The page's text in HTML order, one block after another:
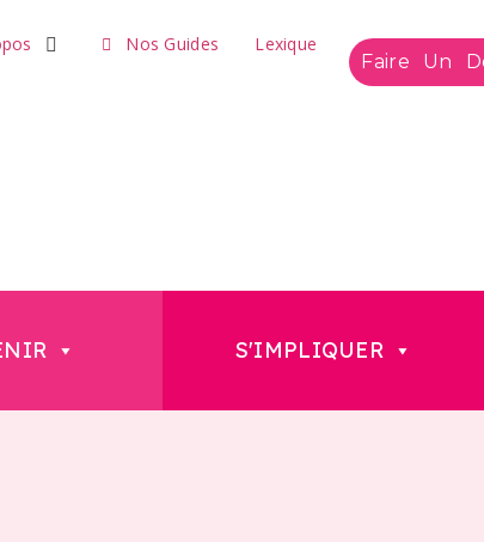
Nos Guides Lexique
Faire Un
S'IMPLIQUER